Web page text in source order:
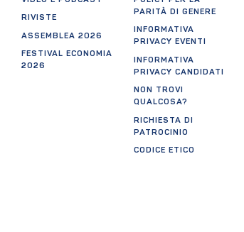
RIVISTE
ASSEMBLEA 2026
FESTIVAL ECONOMIA
2026
PARITÀ DI GENERE
INFORMATIVA
PRIVACY EVENTI
INFORMATIVA
PRIVACY CANDIDATI
NON TROVI
QUALCOSA?
RICHIESTA DI
PATROCINIO
CODICE ETICO